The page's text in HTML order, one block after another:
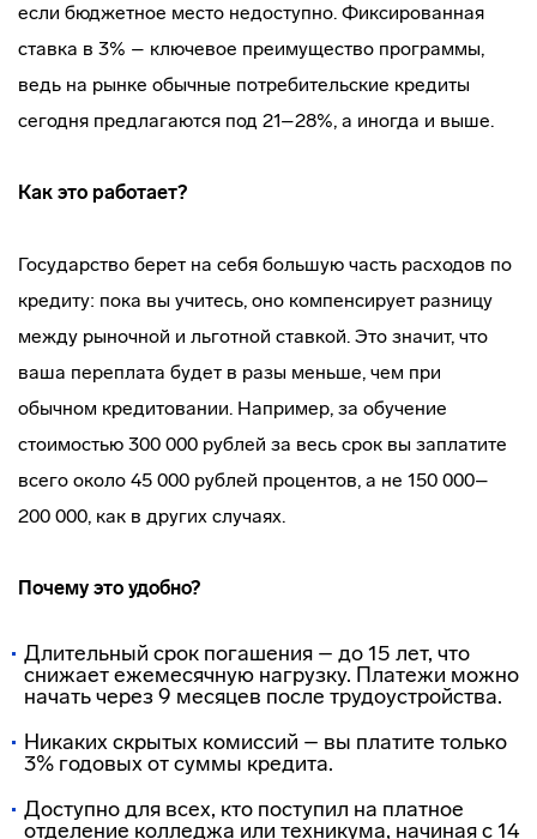
если бюджетное место недоступно. Фиксированная
ставка в 3% – ключевое преимущество программы,
ведь на рынке обычные потребительские кредиты
сегодня предлагаются под 21–28%, а иногда и выше.
Как это работает?
Государство берет на себя большую часть расходов по
кредиту: пока вы учитесь, оно компенсирует разницу
между рыночной и льготной ставкой. Это значит, что
ваша переплата будет в разы меньше, чем при
обычном кредитовании. Например, за обучение
стоимостью 300 000 рублей за весь срок вы заплатите
всего около 45 000 рублей процентов, а не 150 000–
200 000, как в других случаях.
Почему это удобно?
Длительный срок погашения – до 15 лет, что
снижает ежемесячную нагрузку. Платежи можно
начать через 9 месяцев после трудоустройства.
Никаких скрытых комиссий – вы платите только
3% годовых от суммы кредита.
Доступно для всех, кто поступил на платное
отделение колледжа или техникума, начиная с 14